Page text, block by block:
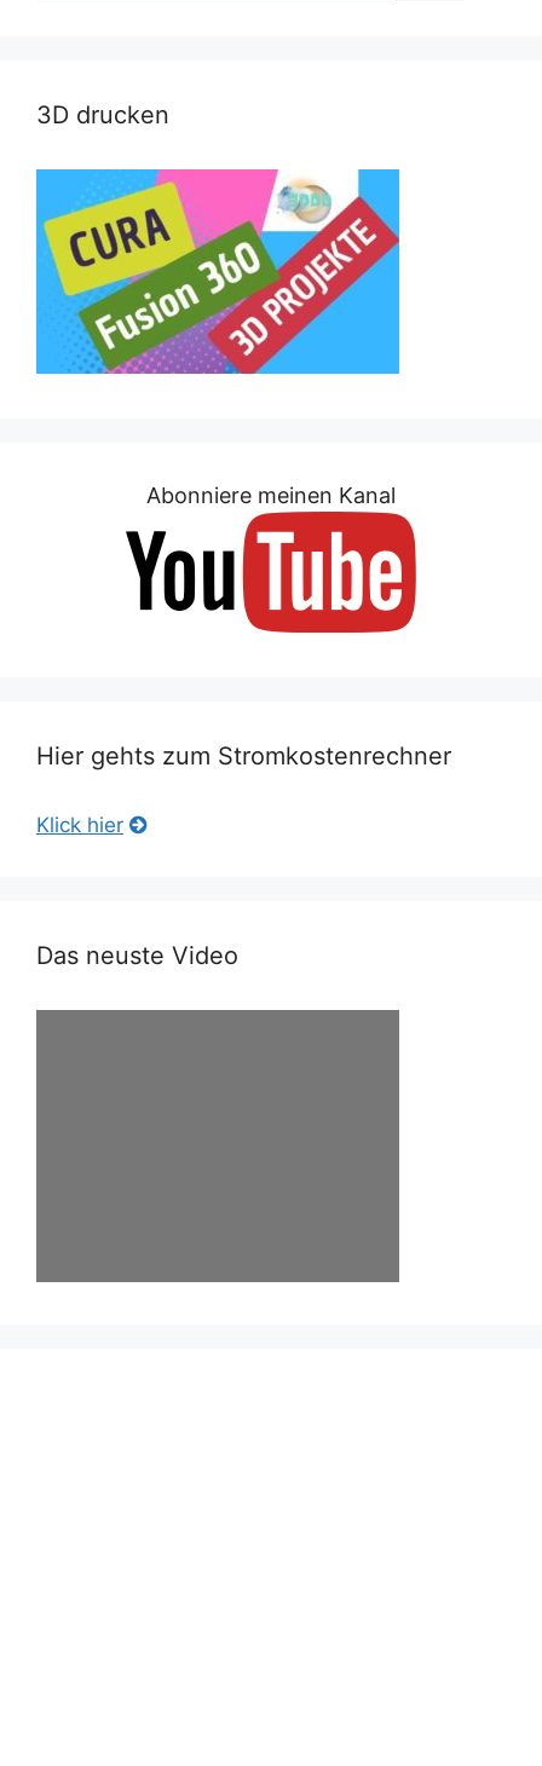
3D drucken
Abonniere meinen Kanal
Hier gehts zum Stromkostenrechner
Klick hier
Das neuste Video